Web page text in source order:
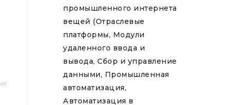
промышленного интернета
вещей (Отраслевые
платформы, Модули
удаленного ввода и
вывода, Сбор и управление
данными, Промышленная
автоматизация,
Автоматизация в